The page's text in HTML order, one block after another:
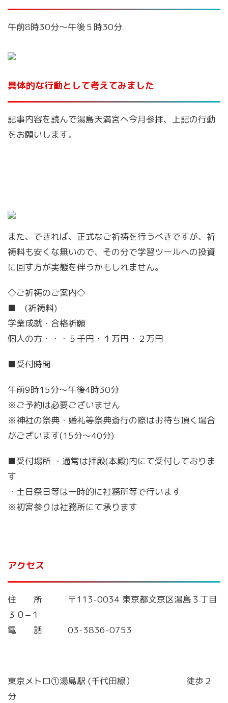
午前8時30分～午後５時30分
具体的な行動として考えてみました
記事内容を読んで湯島天満宮へ今月参拝、上記の行動
をお願いします。
また、できれば、正式なご祈祷を行うべきですが、祈
祷料も安くな無いので、その分で学習ツールへの投資
に回す方が実態を伴うかもしれません。
◇ご祈祷のご案内◇
■ (祈祷料)
学業成就・合格祈願
個人の方・・・５千円・１万円・２万円
■受付時間
午前9時15分～午後4時30分
※ご予約は必要ございません
※神社の祭典・婚礼等祭典斎行の際はお待ち頂く場合
がございます(15分～40分)
■受付場所 ・通常は拝殿(本殿)内にて受付しておりま
す
・土日祭日等は一時的に社務所等で行います
※初宮参りは社務所にて承ります
アクセス
住 所 〒113-0034 東京都文京区湯島３丁目
３０−１
電 話 03-3836-0753
東京メトロ①湯島駅 (千代田線）
徒歩２
分